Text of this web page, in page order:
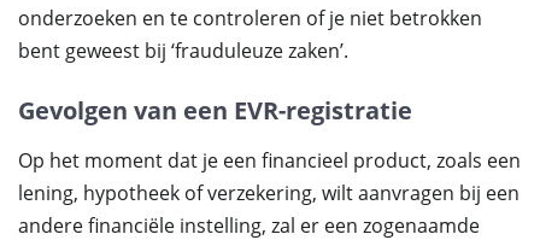
onderzoeken en te controleren of je niet betrokken
bent geweest bij ‘frauduleuze zaken’.
Gevolgen van een EVR-registratie
Op het moment dat je een financieel product, zoals een
lening, hypotheek of verzekering, wilt aanvragen bij een
andere financiële instelling, zal er een zogenaamde